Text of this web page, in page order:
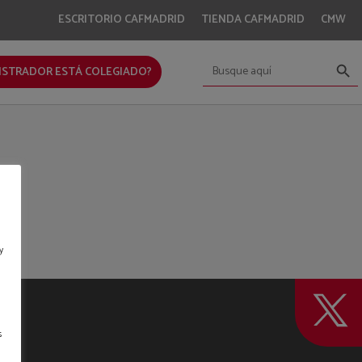
ESCRITORIO CAFMADRID TIENDA CAFMADRID CMW
ESTÁ COLEGIADO?
Buscar: